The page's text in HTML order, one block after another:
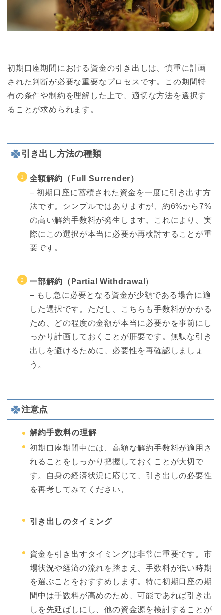
初期口座期間における資金の引き出しは、慎重に計画
された判断が必要な重要なプロセスです。この期間特
有の条件や制約を理解した上で、適切な方法を選択す
ることが求められます。
引き出し方法の種類
全額解約（Full Surrender）
– 初期口座に蓄積された資金を一度に引き出す方
法です。シンプルではありますが、約6%から7%
の高い解約手数料が発生します。これにより、実
際にこの選択が本当に必要か再検討することが重
要です。
一部解約（Partial Withdrawal）
– もし急に必要となる資金が少額である場合に適
した選択です。ただし、こちらも手数料がかかる
ため、どの程度の金額が本当に必要かを事前にし
っかり計画しておくことが肝要です。無駄な引き
出しを避けるために、必要性を再確認しましょ
う。
注意点
解約手数料の理解
初期口座期間中には、高額な解約手数料が適用さ
れることをしっかり把握しておくことが大切で
す。自身の経済状況に応じて、引き出しの必要性
を再考してみてください。
引き出しのタイミング
資金を引き出すタイミングは非常に重要です。市
場状況や経済の流れを踏まえ、手数料が低い時期
を選ぶことをおすすめします。特に初期口座の期
間中は手数料が高めのため、可能であれば引き出
しを先延ばしにし、他の資金源を検討することが